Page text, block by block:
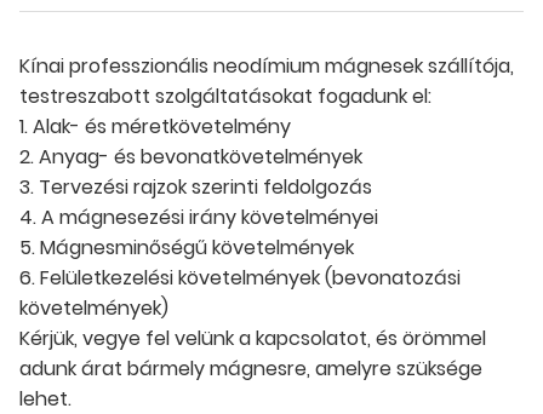
Kínai professzionális neodímium mágnesek szállítója,
testreszabott szolgáltatásokat fogadunk el:
1. Alak- és méretkövetelmény
2. Anyag- és bevonatkövetelmények
3. Tervezési rajzok szerinti feldolgozás
4. A mágnesezési irány követelményei
5. Mágnesminőségű követelmények
6. Felületkezelési követelmények (bevonatozási
követelmények)
Kérjük, vegye fel velünk a kapcsolatot, és örömmel
adunk árat bármely mágnesre, amelyre szüksége
lehet.